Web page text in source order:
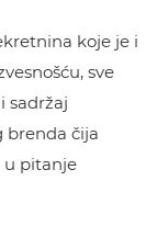
koje je i
sve
sadržaj
brenda čija
u pitanje